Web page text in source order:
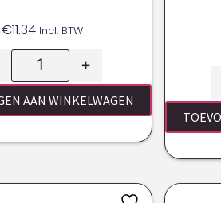
€11.34 Incl. BTW
+
AAN WINKELWAGEN